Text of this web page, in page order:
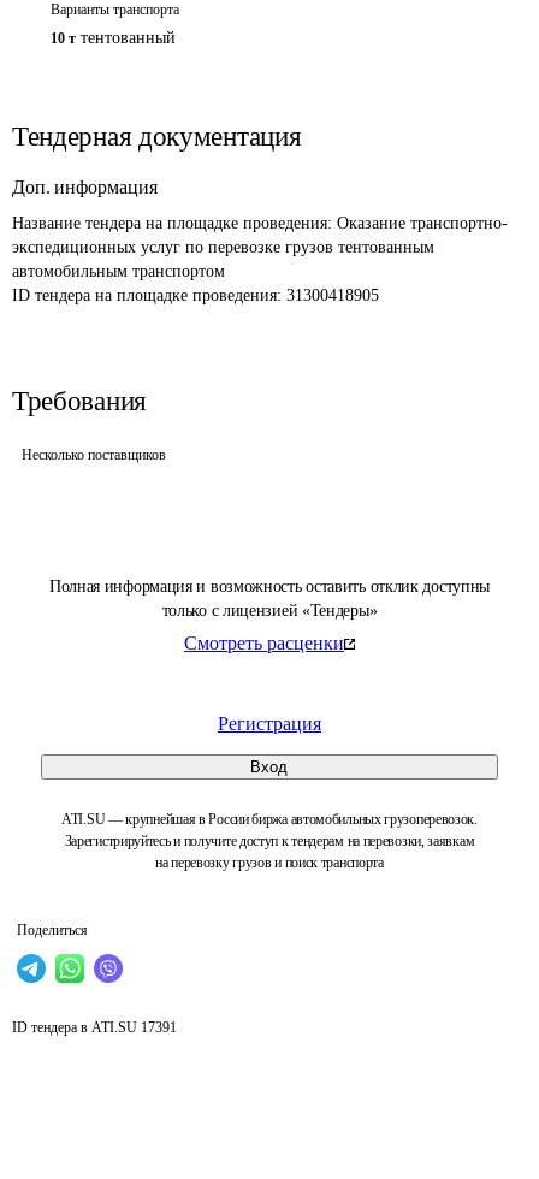
Полная информация и возможность оставить отклик доступны
только с лицензией «Тендеры»
Смотреть расценки
Регистрация
Вход
ATI.SU — крупнейшая в России биржа автомобильных грузоперевозок.
Зарегистрируйтесь и получите доступ к тендерам на перевозки, заявкам
на перевозку грузов и поиск транспорта
Поделиться
Варианты транспорта
10 т тентованный
Тендерная документация
Доп. информация
Название тендера на площадке проведения: Оказание транспортно-
экспедиционных услуг по перевозке грузов тентованным
автомобильным транспортом
ID тендера на площадке проведения: 31300418905
Требования
Несколько поставщиков
ID тендера в ATI.SU 17391